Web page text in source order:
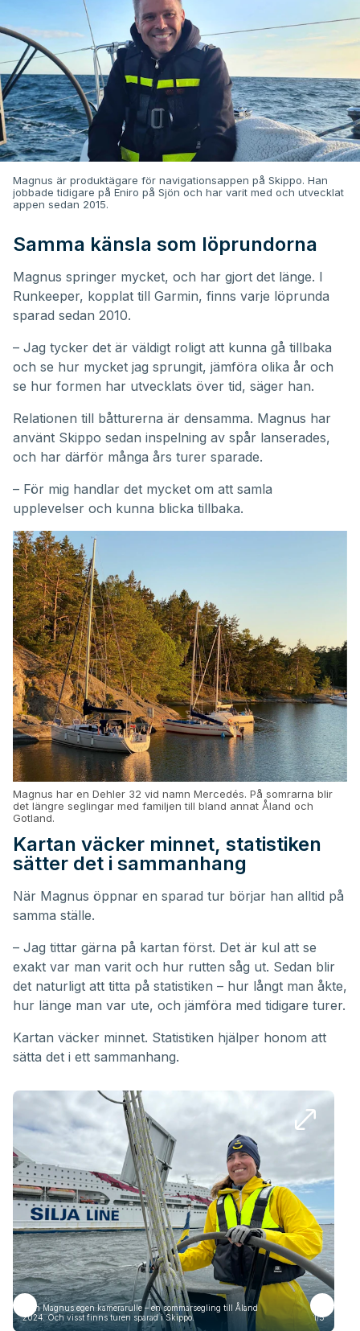
Magnus är produktägare för navigationsappen på Skippo. Han
jobbade tidigare på Eniro på Sjön och har varit med och utvecklat
appen sedan 2015.
Samma känsla som löprundorna
Magnus springer mycket, och har gjort det länge. I
Runkeeper, kopplat till Garmin, finns varje löprunda
sparad sedan 2010.
– Jag tycker det är väldigt roligt att kunna gå tillbaka
och se hur mycket jag sprungit, jämföra olika år och
se hur formen har utvecklats över tid, säger han.
Relationen till båtturerna är densamma. Magnus har
använt Skippo sedan inspelning av spår lanserades,
och har därför många års turer sparade.
– För mig handlar det mycket om att samla
upplevelser och kunna blicka tillbaka.
Magnus har en Dehler 32 vid namn Mercedés. På somrarna blir
det längre seglingar med familjen till bland annat Åland och
Gotland.
Kartan väcker minnet, statistiken
sätter det i sammanhang
När Magnus öppnar en sparad tur börjar han alltid på
samma ställe.
– Jag tittar gärna på kartan först. Det är kul att se
exakt var man varit och hur rutten såg ut. Sedan blir
det naturligt att titta på statistiken – hur långt man åkte,
hur länge man var ute, och jämföra med tidigare turer.
Kartan väcker minnet. Statistiken hjälper honom att
sätta det i ett sammanhang.
Från Magnus egen kamerarulle – en sommarsegling till Åland
2024. Och visst finns turen sparad i Skippo.
1/5